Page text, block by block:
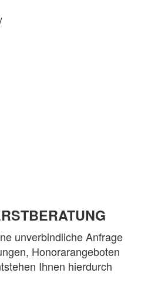
unverbindliche Anfrage
Honorarangeboten
Ihnen hierdurch